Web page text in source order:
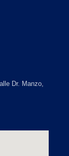
Dr. Manzo,